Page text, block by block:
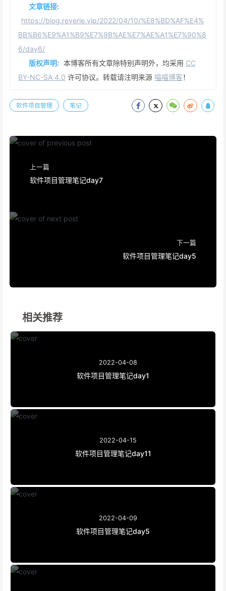
文章链接:
https://blog.reverie.vip/2022/04/10/%E8%BD%AF%E4%
BB%B6%E9%A1%B9%E7%9B%AE%E7%AE%A1%E7%90%8
6/day6/
版权声明: 本博客所有文章除特别声明外，均采用 CC
BY-NC-SA 4.0 许可协议。转载请注明来源 喵喵博客！
软件项目管理 笔记
上一篇
软件项目管理笔记day7
下一篇
软件项目管理笔记day5
相关推荐
2022-04-08
软件项目管理笔记day1
2022-04-15
软件项目管理笔记day11
2022-04-09
软件项目管理笔记day5